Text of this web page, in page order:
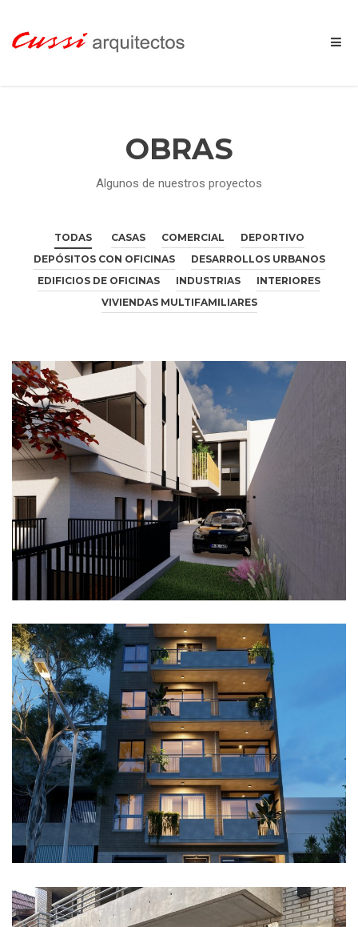
OBRAS
Algunos de nuestros proyectos
TODAS CASAS COMERCIAL
DEPORTIVO
DEPÓSITOS CON OFICINAS
DESARROLLOS URBANOS
EDIFICIOS DE OFICINAS
INDUSTRIAS
INTERIORES
VIVIENDAS MULTIFAMILIARES